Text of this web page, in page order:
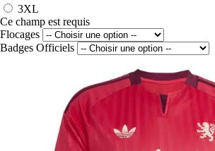
3XL
Ce champ est requis
Flocages
Badges Officiels